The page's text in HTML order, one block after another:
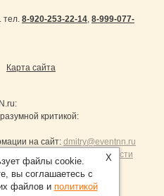
тел. 8-920-253-22-14, 8-999-077-
Карта сайта
:
критикой:
на сайт: dmitry@eventnn.ru
политика конфиденциальности
X
файлы cookie.
вы соглашаетесь с
файлов и политикой